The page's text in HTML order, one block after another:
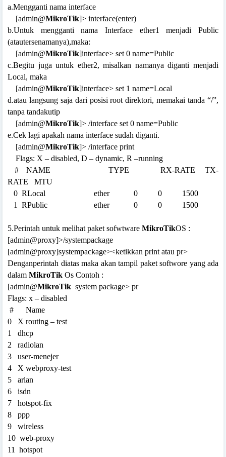
a.Mengganti nama interface
[admin@MikroTik]> interface(enter)
b.Untuk mengganti nama Interface ether1 menjadi Public
(atautersenamanya),maka:
[admin@MikroTik]interface> set 0 name=Public
c.Begitu juga untuk ether2, misalkan namanya diganti menjadi
Local, maka
[admin@MikroTik]interface> set 1 name=Local
d.atau langsung saja dari posisi root direktori, memakai tanda “/”,
tanpa tandakutip
[admin@MikroTik]> /interface set 0 name=Public
e.Cek lagi apakah nama interface sudah diganti.
[admin@MikroTik]> /interface print
Flags: X – disabled, D – dynamic, R –running
#
NAME TYPE RX-RATE
TX-
RATE
MTU
0 RLocal ether 0 0
1500
1
RPublic ether 0 0 1500
5.Perintah untuk melihat paket sofwtware MikroTikOS :
[admin@proxy]>/systempackage
[admin@proxy]systempackage><ketikkan print atau pr>
Denganperintah diatas maka akan tampil paket softwore yang ada
dalam MikroTik Os Contoh :
[admin@MikroTik system package> pr
Flags: x – disabled
#
Name
0
X routing – test
1
dhcp
2
radiolan
3
user-menejer
4
X webproxy-test
5
arlan
6
isdn
7
hotspot-fix
8
ppp
9
wireless
10 web-proxy
11
hotspot